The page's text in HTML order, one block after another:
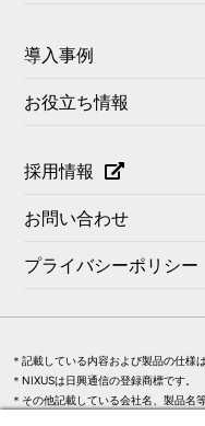
導入事例
お役立ち情報
採用情報
お問い合わせ
プライバシーポリシー
＊記載している内容および製品の仕様
＊NIXUSは日興通信の登録商標です。
＊その他記載している会社名、製品名